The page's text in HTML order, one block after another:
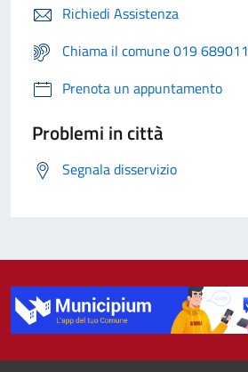
Richiedi Assistenza
Chiama il comune 019 689011
Prenota un appuntamento
Problemi in città
Segnala disservizio